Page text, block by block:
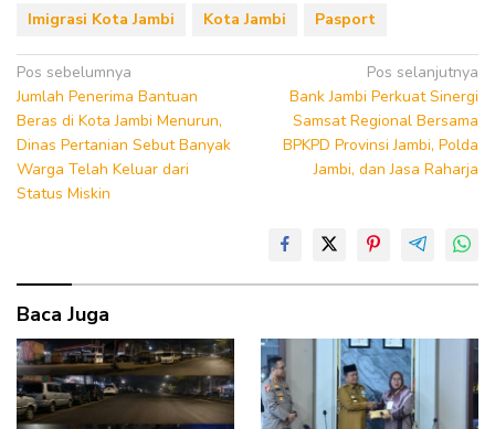
Imigrasi Kota Jambi Kota Jambi Pasport
Navigasi
pos
Pos sebelumnya
Jumlah Penerima Bantuan
Beras di Kota Jambi Menurun,
Dinas Pertanian Sebut Banyak
Warga Telah Keluar dari
Status Miskin
Pos selanjutnya
Bank Jambi Perkuat Sinergi
Samsat Regional Bersama
BPKPD Provinsi Jambi, Polda
Jambi, dan Jasa Raharja
Baca Juga